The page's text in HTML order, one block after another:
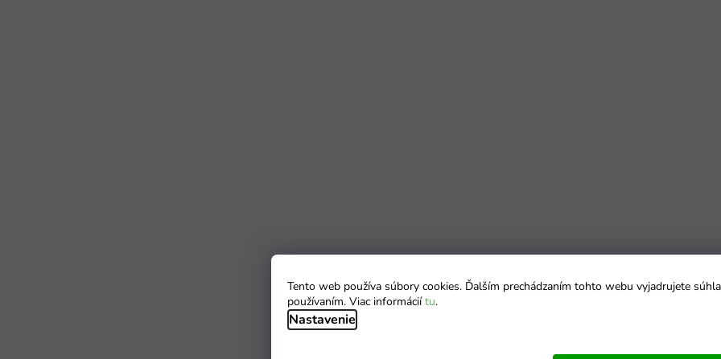
Tento web používa súbory cookies. Ďalším prechádzaním tohto webu vyjadrujete
používaním. Viac informáciítu.
Nastavenie